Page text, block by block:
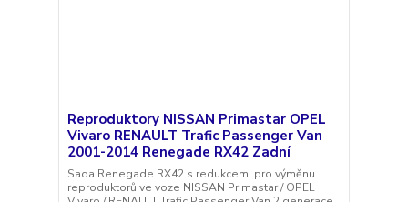
Reproduktory NISSAN Primastar OPEL
Vivaro RENAULT Trafic Passenger Van
2001-2014 Renegade RX42 Zadní
Sada Renegade RX42 s redukcemi pro výměnu
reproduktorů ve voze NISSAN Primastar / OPEL